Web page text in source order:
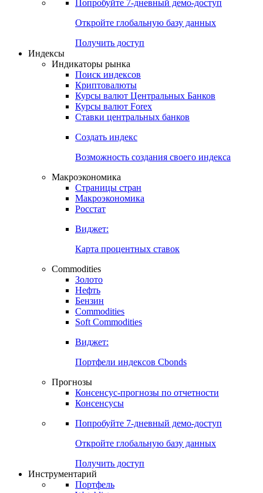
Попробуйте 7-дневный демо-доступ
Откройте глобальную базу данных
Получить доступ
Индексы
Индикаторы рынка
Поиск индексов
Криптовалюты
Курсы валют Центральных Банков
Курсы валют Forex
Ставки центральных банков
Создать индекс
Возможность создания своего индекса
Макроэкономика
Страницы стран
Макроэкономика
Росстат
Виджет:
Карта процентных ставок
Commodities
Золото
Нефть
Бензин
Commodities
Soft Commodities
Виджет:
Портфели индексов Cbonds
Прогнозы
Консенсус-прогнозы по отчетности
Консенсусы
Попробуйте 7-дневный демо-доступ
Откройте глобальную базу данных
Получить доступ
Инструментарий
Портфель